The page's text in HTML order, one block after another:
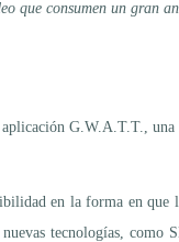
que consumen un gran
G.W.A.T.T., una
en la forma en que
tecnologías,